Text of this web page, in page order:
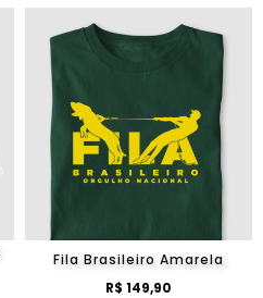
Fila Brasileiro Amarela
R$ 149,90